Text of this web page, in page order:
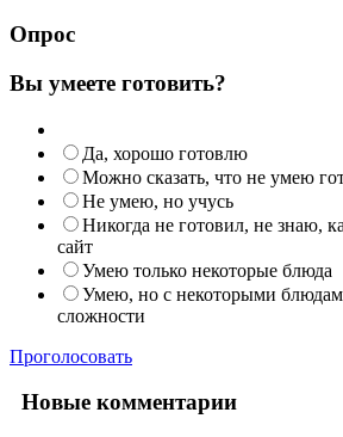
Опрос
Вы умеете готовить?
Да, хорошо готовлю
Можно сказать, что не умею
Не умею, но учусь
Никогда не готовил, не знаю,
сайт
Умею только некоторые блюда
Умею, но с некоторыми
сложности
Проголосовать
Новые комментарии